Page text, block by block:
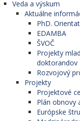
Veda a výskum
Aktuálne
PhD.
EDAMBA
ŠVOČ
Projekty
doktorandov
Rozvojový
Projekty
Projektové
Plán obnovy
Európske